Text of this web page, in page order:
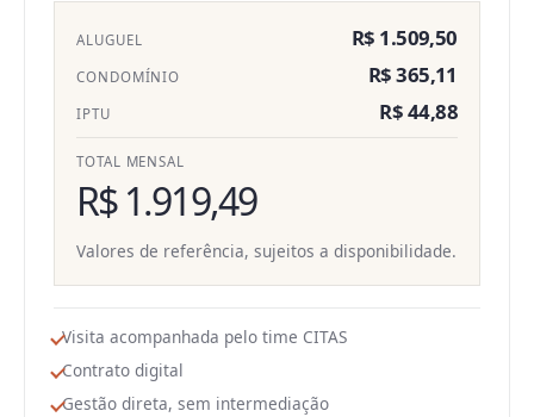
ALUGUEL R$ 1.509,50
CONDOMÍNIO R$ 365,11
IPTU R$ 44,88
TOTAL MENSAL
R$ 1.919,49
Valores de referência, sujeitos a disponibilidade.
Visita acompanhada pelo time CITAS
Contrato digital
Gestão direta, sem intermediação